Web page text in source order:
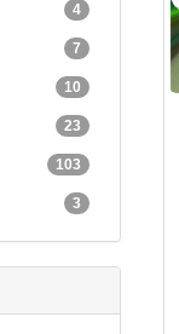
4
7
10
23
103
3